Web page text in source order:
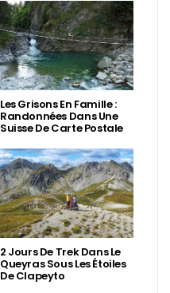
Les Grisons En Famille :
Randonnées Dans Une
Suisse De Carte Postale
2 Jours De Trek Dans Le
Queyras Sous Les Étoiles
De Clapeyto